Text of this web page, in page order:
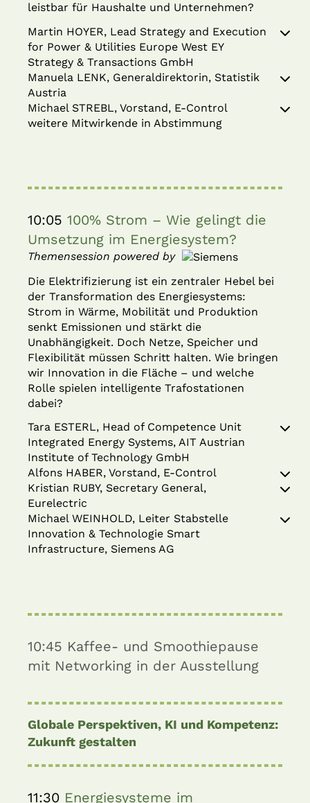
leistbar für Haushalte und Unternehmen?
Martin HOYER, Lead Strategy and Execution
for Power & Utilities Europe West EY
Strategy & Transactions GmbH
Manuela LENK, Generaldirektorin, Statistik
Austria
Michael STREBL, Vorstand, E-Control
weitere Mitwirkende in Abstimmung
10:05 100% Strom – Wie gelingt die
Umsetzung im Energiesystem?
Themensession powered by
Die Elektrifizierung ist ein zentraler Hebel bei
der Transformation des Energiesystems:
Strom in Wärme, Mobilität und Produktion
senkt Emissionen und stärkt die
Unabhängigkeit. Doch Netze, Speicher und
Flexibilität müssen Schritt halten. Wie bringen
wir Innovation in die Fläche – und welche
Rolle spielen intelligente Trafostationen
dabei?
Tara ESTERL, Head of Competence Unit
Integrated Energy Systems, AIT Austrian
Institute of Technology GmbH
Alfons HABER, Vorstand, E-Control
Kristian RUBY, Secretary General,
Eurelectric
Michael WEINHOLD, Leiter Stabstelle
Innovation & Technologie Smart
Infrastructure, Siemens AG
10:45 Kaffee- und Smoothiepause
mit Networking in der Ausstellung
Globale Perspektiven, KI und Kompetenz:
Zukunft gestalten
11:30 Energiesysteme im